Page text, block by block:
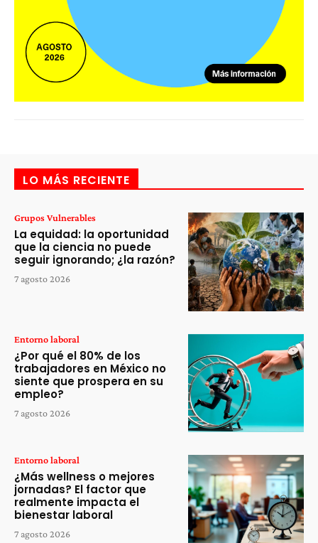
LO MÁS RECIENTE
Grupos Vulnerables
La equidad: la oportunidad
que la ciencia no puede
seguir ignorando; ¿la razón?
7 agosto 2026
Entorno laboral
¿Por qué el 80% de los
trabajadores en México no
siente que prospera en su
empleo?
7 agosto 2026
Entorno laboral
¿Más wellness o mejores
jornadas? El factor que
realmente impacta el
bienestar laboral
7 agosto 2026